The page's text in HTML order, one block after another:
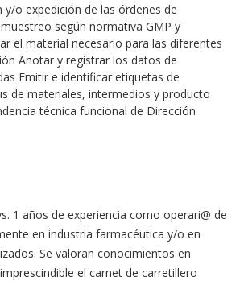
y/o expedición de las órdenes de
según normativa GMP y
el material necesario para las diferentes
Anotar y registrar los datos de
Emitir e identificar etiquetas de
de materiales, intermedios y producto
técnica funcional de Dirección
1 años de experiencia como operari@ de
en industria farmacéutica y/o en
Se valoran conocimientos en
el carnet de carretillero